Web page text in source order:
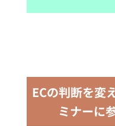
ECの判断を変
ミナーに